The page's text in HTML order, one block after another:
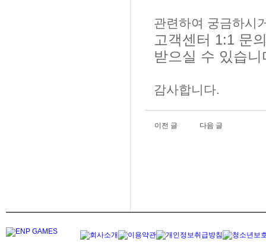
관련하여 궁금하시
고객센터 1:1 문
받으실 수 있습니
감사합니다.
이전 글 다음 글